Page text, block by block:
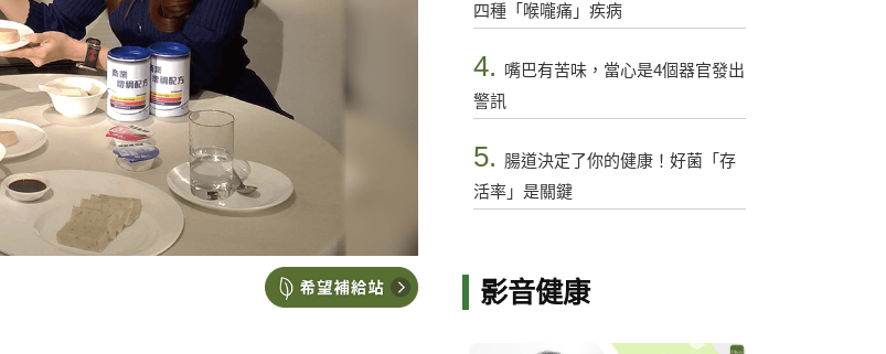
四種「喉嚨痛」疾病
4. 嘴巴有苦味，當心是4個器官發出
警訊
5. 腸道決定了你的健康！好菌「存
活率」是關鍵
影音健康